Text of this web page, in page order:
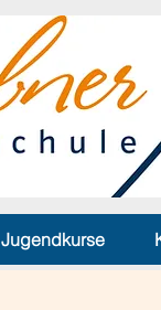
Jugendkurse